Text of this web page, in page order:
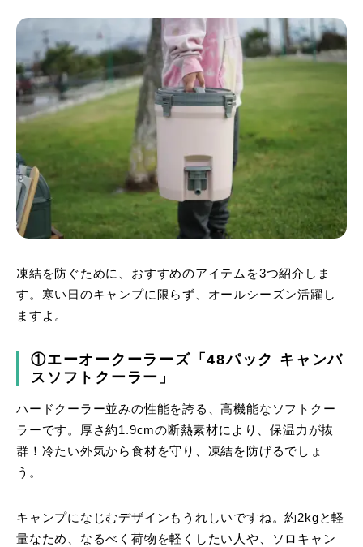
凍結を防ぐために、おすすめのアイテムを3つ紹介しま
す。寒い日のキャンプに限らず、オールシーズン活躍し
ますよ。
①エーオークーラーズ「48パック キャンバ
スソフトクーラー」
ハードクーラー並みの性能を誇る、高機能なソフトクー
ラーです。厚さ約1.9cmの断熱素材により、保温力が抜
群！冷たい外気から食材を守り、凍結を防げるでしょ
う。
キャンプになじむデザインもうれしいですね。約2kgと軽
量なため、なるべく荷物を軽くしたい人や、ソロキャン